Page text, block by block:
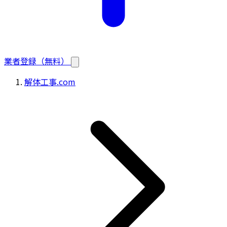
業者登録（無料）
解体工事.com